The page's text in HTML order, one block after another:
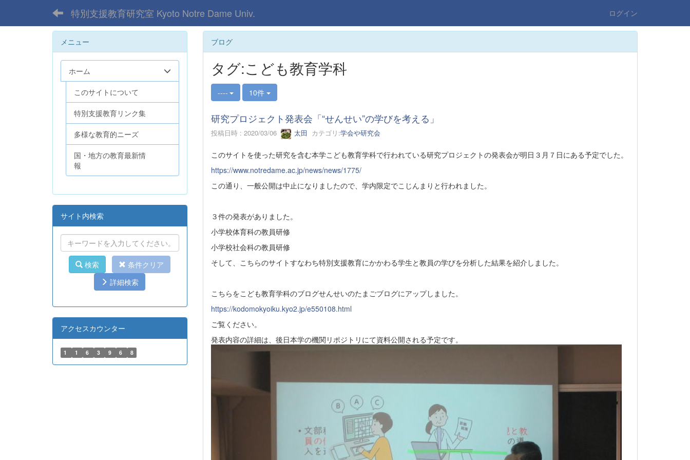
特別支援教育研究室 Kyoto Notre Dame Univ. ログイン
ブログ
タグ:こども教育学科
---- 10件
研究プロジェクト発表会「“せんせい”の学びを考える」
投稿日時 : 2020/03/06 太田 カテゴリ:学会や研究会
このサイトを使った研究を含む本学こども教育学科で行われている研究プロジェクトの発表会が明日３月７日にある予定でした。
https://www.notredame.ac.jp/news/news/1775/
この通り、一般公開は中止になりましたので、学内限定でこじんまりと行われました。
３件の発表がありました。
小学校体育科の教員研修
小学校社会科の教員研修
そして、こちらのサイトすなわち特別支援教育にかかわる学生と教員の学びを分析した結果を紹介しました。
こちらをこども教育学科のブログせんせいのたまごブログにアップしました。
https://kodomokyoiku.kyo2.jp/e550108.html
ご覧ください。
発表内容の詳細は、後日本学の機関リポジトリにて資料公開される予定です。
メニュー
ホーム
このサイトについて
特別支援教育リンク集
多様な教育的ニーズ
国・地方の教育最新情
報
サイト内検索
検索
条件クリア
詳細検索
アクセスカウンター
1 1 6 3 9 6 8